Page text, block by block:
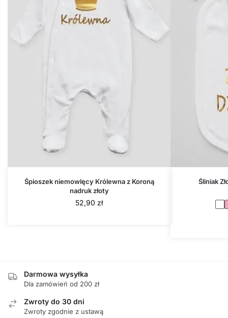
Śpioszek niemowlęcy Królewna z Koroną
nadruk złoty
52,90 zł
Śliniak
Darmowa wysyłka
Dla zamówień od 200 zł
Zwroty do 30 dni
Zwroty zgodnie z ustawą